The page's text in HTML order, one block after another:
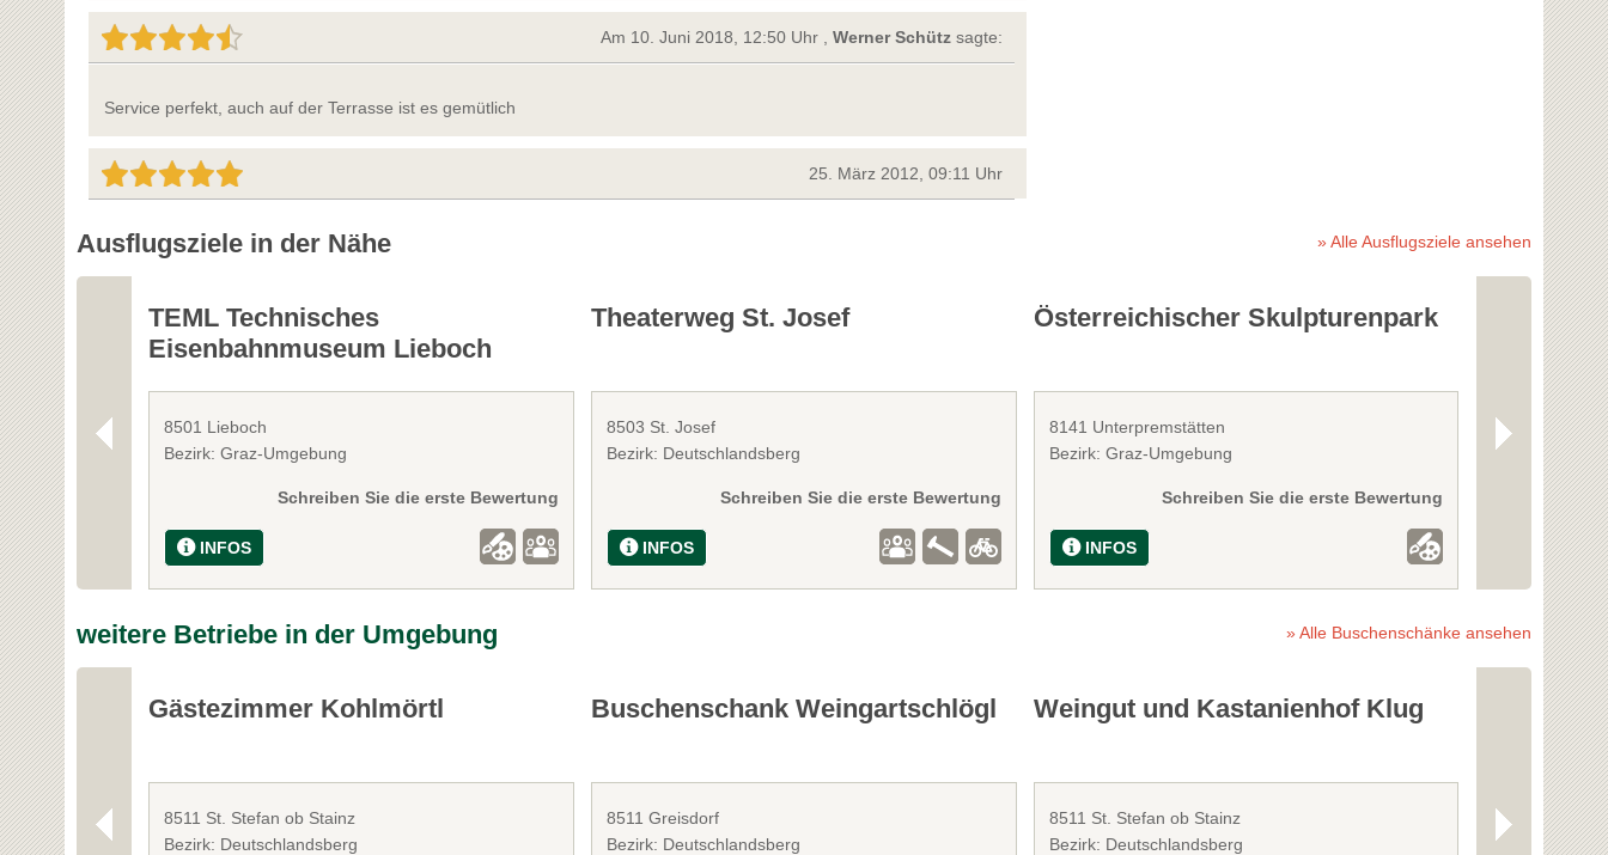
Am 10. Juni 2018, 12:50 Uhr , Werner Schützsagte:
Service perfekt, auch auf der Terrasse ist es gemütlich
25. März 2012, 09:11 Uhr
Ausflugsziele in der Nähe » Alle Ausflugsziele ansehen
TEML Technisches
Eisenbahnmuseum Lieboch
8501 Lieboch
Bezirk: Graz-Umgebung
Schreiben Sie die erste Bewertung
INFOS
Theaterweg St. Josef
8503 St. Josef
Bezirk: Deutschlandsberg
Schreiben Sie die erste Bewertung
INFOS
Österreichischer Skulpturenpark
8141 Unterpremstätten
Bezirk: Graz-Umgebung
Schreiben Sie die erste Bewertung
INFOS
8073
Bezirk: Graz-
INFOS
weitere Betriebe in der Umgebung » Alle Buschenschänke ansehen
Gästezimmer Kohlmörtl
8511 St. Stefan ob Stainz
Bezirk: Deutschlandsberg
Buschenschank Weingartschlögl
8511 Greisdorf
Bezirk: Deutschlandsberg
Weingut und Kastanienhof Klug
8511 St. Stefan ob Stainz
Bezirk: Deutschlandsberg
8552 Eibiswald
Bezirk: